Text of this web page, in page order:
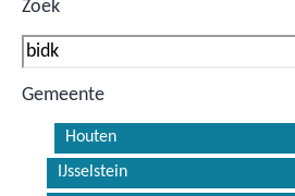
Zoek
Gemeente
Houten
IJsselstein